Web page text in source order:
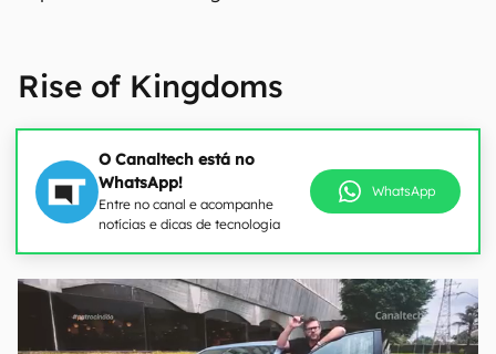
Rise of Kingdoms
O Canaltech está no
WhatsApp!
Entre no canal e acompanhe
notícias e dicas de tecnologia
WhatsApp